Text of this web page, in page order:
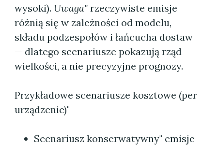
wysoki). Uwaga" rzeczywiste emisje
różnią się w zależności od modelu,
składu podzespołów i łańcucha dostaw
— dlatego scenariusze pokazują rząd
wielkości, a nie precyzyjne prognozy.
Przykładowe scenariusze kosztowe (per
urządzenie)"
Scenariusz konserwatywny" emisje